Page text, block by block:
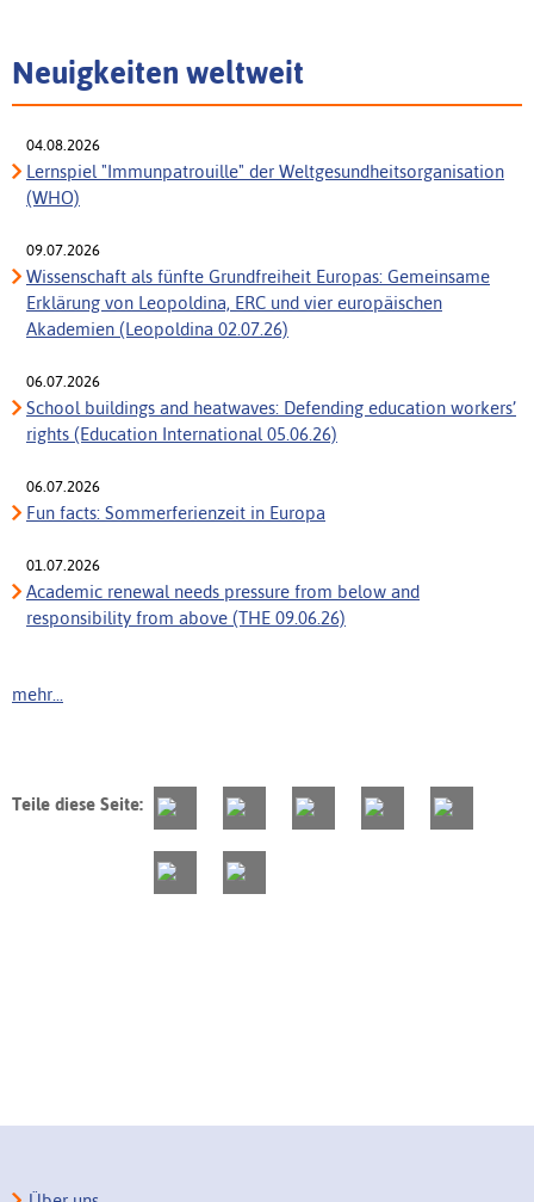
Neuigkeiten weltweit
04.08.2026
Lernspiel "Immunpatrouille" der Weltgesundheitsorganisation
(WHO)
09.07.2026
Wissenschaft als fünfte Grundfreiheit Europas: Gemeinsame
Erklärung von Leopoldina, ERC und vier europäischen
Akademien (Leopoldina 02.07.26)
06.07.2026
School buildings and heatwaves: Defending education workers’
rights (Education International 05.06.26)
06.07.2026
Fun facts: Sommerferienzeit in Europa
01.07.2026
Academic renewal needs pressure from below and
responsibility from above (THE 09.06.26)
mehr...
Teile diese Seite: